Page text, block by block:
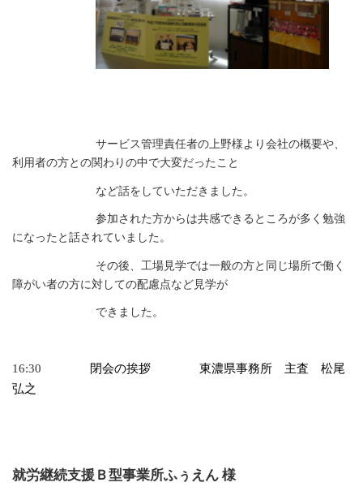
サービス管理責任者の上野様より会社の概要や、
利用者の方との関わりの中で大変だったこと
など話をしていただきました。
参加された方からは共感できるところが多く勉強
になったと話されていました。
その後、工場見学では一般の方と同じ場所で働く
障がい者の方に対しての配慮点など見学が
できました。
16:30
閉会の挨拶 東濃県事務所 主査 松尾
弘之
就労継続支援Ｂ型事業所ふぅえん 様